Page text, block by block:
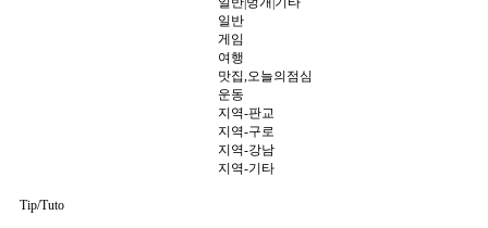
일반
게임
여행
맛집,오늘의점심
운동
지역-판교
지역-구로
지역-강남
지역-기타
Tip/Tuto